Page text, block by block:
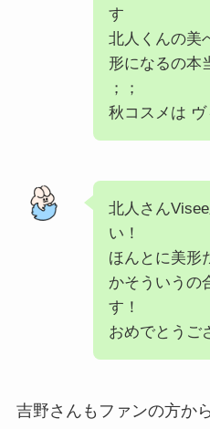
す
北人くんの美
形になるの本
；；
秋コスメは
北人さん
い！
ほんとに美形
かそういうの
す！
おめでとうご
吉野さんもファンの方か